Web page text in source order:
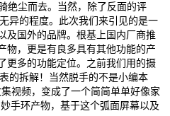
绝尘而去。当然，除了反面的评
异的程度。此次我们来引见的是一
及国外的品牌。根基上国内厂商推
物，更是有良多具有其他功能的产
更多的功能定位。之前我们用的摄
的拆解！当然脱手的不是小编本
视频，变成了一个简简单单好像家
手环产物，基于这个弧面屏幕以及